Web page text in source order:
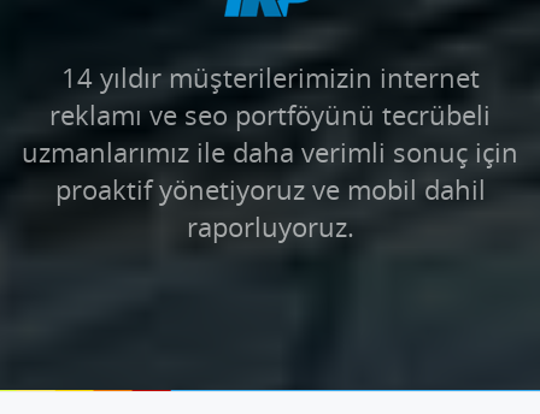
14 yıldır müşterilerimizin internet
reklamı ve seo portföyünü tecrübeli
uzmanlarımız ile daha verimli sonuç için
proaktif yönetiyoruz ve mobil dahil
raporluyoruz.